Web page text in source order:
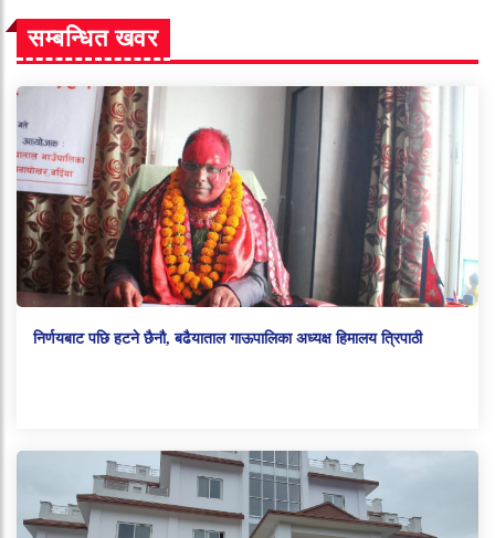
सम्बन्धित खवर
निर्णयबाट पछि हटने छैनौ, बढैयाताल गाऊपालिका अध्यक्ष हिमालय त्रिपाठी